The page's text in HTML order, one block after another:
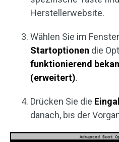
Herstellerwebsite.
Wählen Sie im Fenster
Startoptionen die
funktionierend
(erweitert).
Drücken Sie die
danach, bis der